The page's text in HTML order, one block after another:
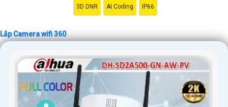
Hy vọng những thông tin trên sẽ giúp bạn có cái nhìn tổng quan về lắp
Camera wifi 360 và giải pháp phù hợp cho nhu cầu của mình. Nếu bạn
cần thêm thông tin hoặc hỏi về sản phẩm cụ thể, đừng ngần ngại để lại
câu hỏi Cung cấp cho công trình biết.
3D DNR AI Coding IP66
Lắp Camera wifi 360